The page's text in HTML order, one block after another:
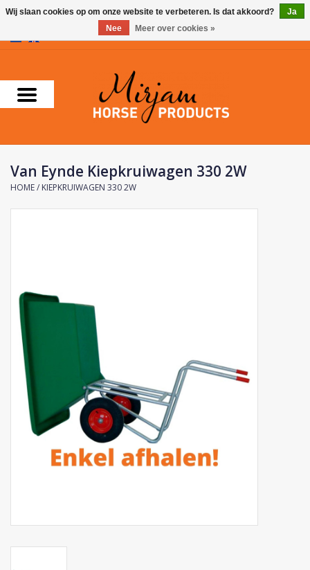
Supplementen
Verzorgingsproducten
Farnam
Carr & Day & Martin
Phytovet
Kruiwagens
Kenniscentrum
Van Eynde Kiepkruiwagen 330 2W
HOME/ KIEPKRUIWAGEN 330 2W
Wij slaan cookies op om onze website te verbeteren. Is dat akkoord?
Ja
Nee
Meer over cookies »